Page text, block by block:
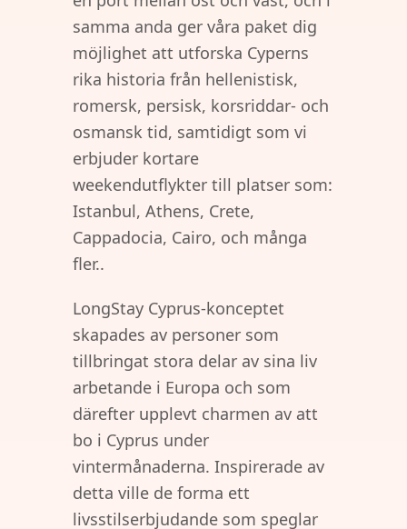
samma anda ger våra paket dig
möjlighet att utforska Cyperns
rika historia från hellenistisk,
romersk, persisk, korsriddar- och
osmansk tid, samtidigt som vi
erbjuder kortare
weekendutflykter till platser som:
Istanbul, Athens, Crete,
Cappadocia, Cairo, och många
fler..
LongStay Cyprus-konceptet
skapades av personer som
tillbringat stora delar av sina liv
arbetande i Europa och som
därefter upplevt charmen av att
bo i Cyprus under
vintermånaderna. Inspirerade av
detta ville de forma ett
livsstilserbjudande som speglar